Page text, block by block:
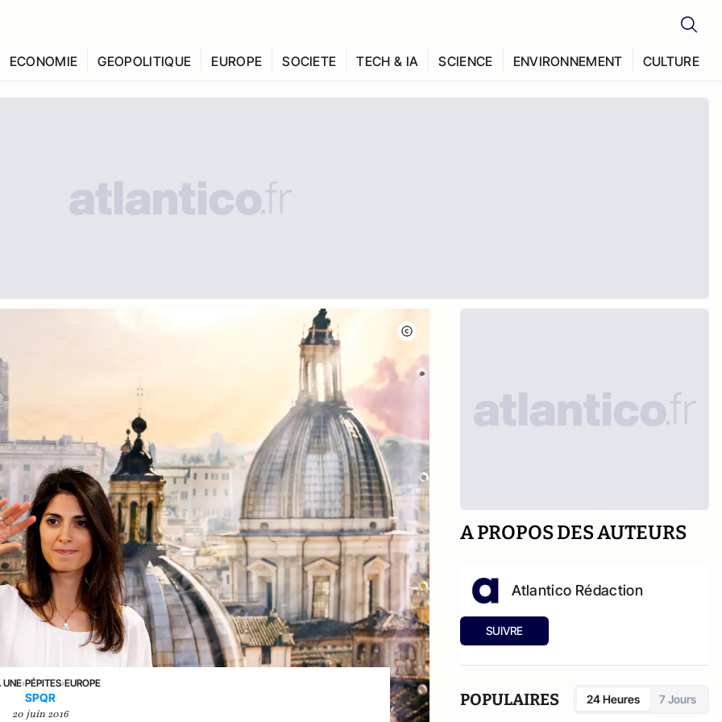
ECONOMIE GEOPOLITIQUE EUROPE SOCIETE TECH & IA SCIENCE ENVIRONNEMENT CULTURE
UNE›PÉPITES›EUROPE
SPQR
20 juin 2016
A PROPOS DES AUTEURS
Atlantico Rédaction
SUIVRE
POPULAIRES 24 Heures 7 Jours